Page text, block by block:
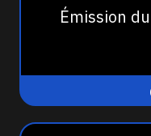
Émission